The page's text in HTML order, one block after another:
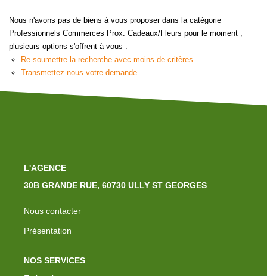
CONTACT
Créer une alerte
Nous n'avons pas de biens à vous proposer dans la catégorie
Professionnels Commerces Prox. Cadeaux/Fleurs pour le moment ,
plusieurs options s'offrent à vous :
Re-soumettre la recherche avec moins de critères.
Transmettez-nous votre demande
L'AGENCE
30B GRANDE RUE, 60730 ULLY ST GEORGES
Nous contacter
Présentation
NOS SERVICES